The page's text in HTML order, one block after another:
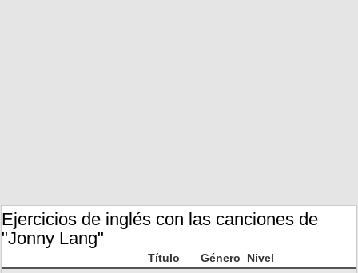
Ejercicios de inglés con las canciones de
"Jonny Lang"
Título Género
Nivel